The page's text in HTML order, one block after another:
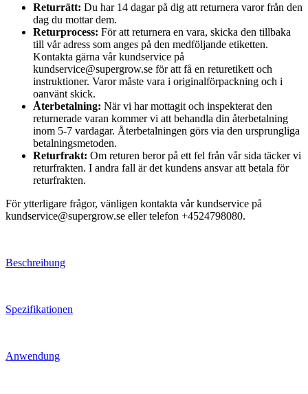
Returrätt: Du har 14 dagar på dig att returnera varor från den
dag du mottar dem.
Returprocess: För att returnera en vara, skicka den tillbaka
till vår adress som anges på den medföljande etiketten.
Kontakta gärna vår kundservice på
kundservice@supergrow.se för att få en returetikett och
instruktioner. Varor måste vara i originalförpackning och i
oanvänt skick.
Återbetalning: När vi har mottagit och inspekterat den
returnerade varan kommer vi att behandla din återbetalning
inom 5-7 vardagar. Återbetalningen görs via den ursprungliga
betalningsmetoden.
Returfrakt: Om returen beror på ett fel från vår sida täcker vi
returfrakten. I andra fall är det kundens ansvar att betala för
returfrakten.
För ytterligare frågor, vänligen kontakta vår kundservice på
kundservice@supergrow.se eller telefon +4524798080.
Beschreibung
Spezifikationen
Anwendung